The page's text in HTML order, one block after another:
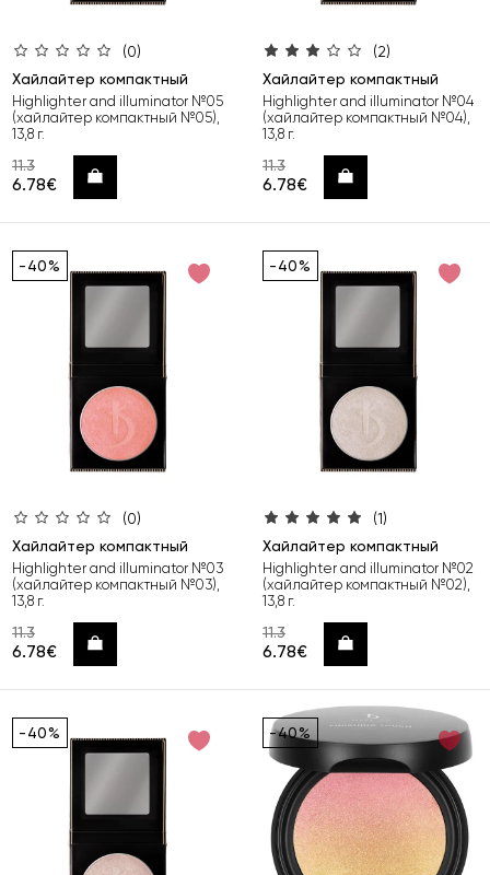
(0)
Хайлайтер компактный
Highlighter and illuminator №05
(хайлайтер компактный №05),
13,8 г.
11.3
6.78€ Купить
(2)
Хайлайтер компактный
Highlighter and illuminator №04
(хайлайтер компактный №04),
13,8 г.
11.3
6.78€ Купить
-40%
(0)
Хайлайтер компактный
Highlighter and illuminator №03
(хайлайтер компактный №03),
13,8 г.
11.3
6.78€ Купить
-40%
(1)
Хайлайтер компактный
Highlighter and illuminator №02
(хайлайтер компактный №02),
13,8 г.
11.3
6.78€ Купить
-40% -40%